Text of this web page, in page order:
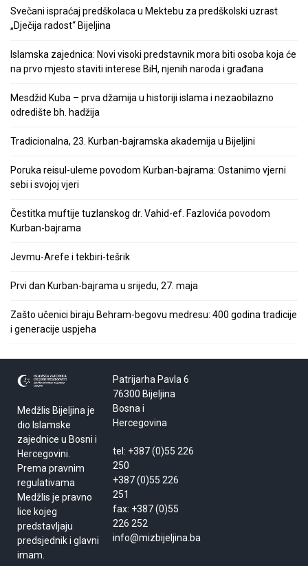
Svečani ispraćaj predškolaca u Mektebu za predškolski uzrast
„Dječija radost“ Bijeljina
Islamska zajednica: Novi visoki predstavnik mora biti osoba koja će
na prvo mjesto staviti interese BiH, njenih naroda i građana
Mesdžid Kuba – prva džamija u historiji islama i nezaobilazno
odredište bh. hadžija
Tradicionalna, 23. Kurban-bajramska akademija u Bijeljini
Poruka reisul-uleme povodom Kurban-bajrama: Ostanimo vjerni
sebi i svojoj vjeri
Čestitka muftije tuzlanskog dr. Vahid-ef. Fazlovića povodom
Kurban-bajrama
Jevmu-Arefe i tekbiri-tešrik
Prvi dan Kurban-bajrama u srijedu, 27. maja
Zašto učenici biraju Behram-begovu medresu: 400 godina tradicije
i generacije uspjeha
Medžlis Bijeljina je
dio Islamske
zajednice u Bosni i
Hercegovini.
Prema pravnim
regulativama
Medžlis je pravno
lice kojeg
predstavljaju
predsjednik i glavni
imam.
Patrijarha Pavla 6
76300 Bijeljina
Bosna i
Hercegovina
tel: +387 (0)55 226
250
+387 (0)55 226
251
fax: +387 (0)55
226 252
info@mizbijeljina.ba